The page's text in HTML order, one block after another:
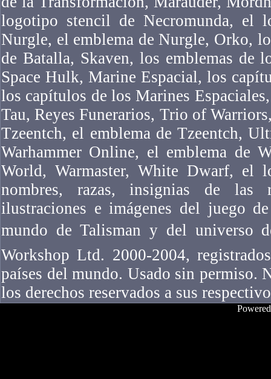
logotipo stencil de Necromunda, el
Nurgle, el emblema de Nurgle, Orko,
de Batalla, Skaven, los emblemas de
Space Hulk, Marine Espacial, los
los capítulos de los Marines
Tau, Reyes Funerarios, Trio of
Tzeentch, el emblema de Tzeentch,
Warhammer Online, el emblema de
World, Warmaster, White Dwarf, el
nombres, razas, insignias de las
ilustraciones e imágenes del juego
mundo de Talisman y del universo
Workshop Ltd. 2000-2004,
países del mundo. Usado sin permiso.
los derechos reservados a sus